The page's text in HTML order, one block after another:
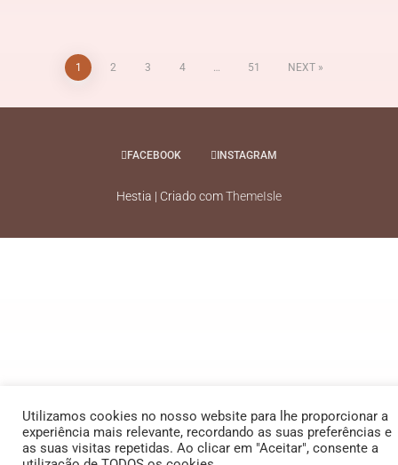
1 2 3 4 … 51 NEXT
FACEBOOK INSTAGRAM
Hestia | Criado comThemeIsle
Utilizamos cookies no nosso website para lhe proporcionar a
experiência mais relevante, recordando as suas preferências e
as suas visitas repetidas. Ao clicar em "Aceitar", consente a